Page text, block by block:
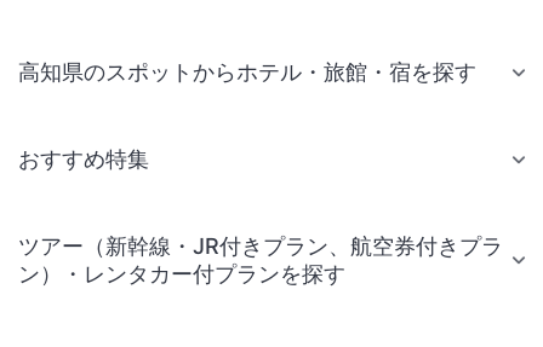
高知県のスポットからホテル・旅館・宿を探す
おすすめ特集
ツアー（新幹線・JR付きプラン、航空券付きプラ
ン）・レンタカー付プランを探す